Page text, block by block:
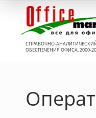
СПРАВОЧНО-
ОБЕСПЕЧЕНИЯ ОФИСА, 2000-